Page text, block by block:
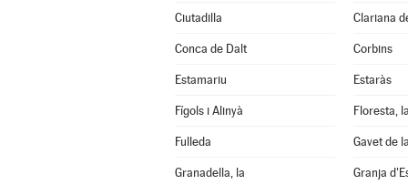
Ciutadilla Clariana
Conca de Dalt Corbins
Estamariu Estaràs
Fígols i Alinyà Floresta, la
Fulleda Gavet de
Granadella, la Granja